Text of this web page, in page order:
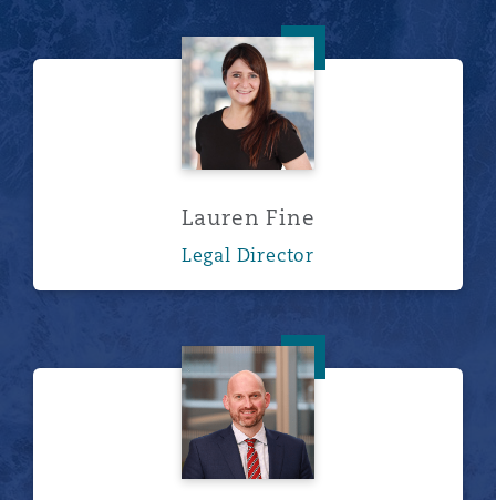
Lauren Fine
Lauren Fine
Legal Director
Andrew Foster